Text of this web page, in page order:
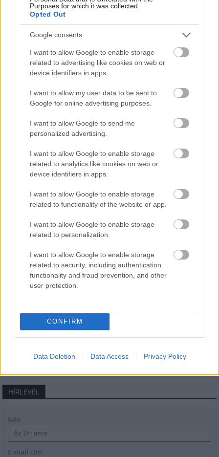
Purposes for which it was collected.
Opted Out
Google consents
I want to allow Google to enable storage
related to advertising like cookies on web or
device identifiers in apps.
I want to allow my user data to be sent to
Google for online advertising purposes.
I want to allow Google to send me
personalized advertising.
I want to allow Google to enable storage
related to analytics like cookies on web or
device identifiers in apps.
I want to allow Google to enable storage
related to functionality of the website or app.
I want to allow Google to enable storage
related to personalization.
I want to allow Google to enable storage
related to security, including authentication
functionality and fraud prevention, and other
user protection.
CONFIRM
Data Deletion Data Access Privacy Policy
M1-es autópálya
csomópont építése
Tizenegy meglévő csomópontot korszerűsít és négy új,
különszintű csomópontot hoz létre az MKIF az M1-es
Új gyalogosátkelők és jelzőlámpás
csomópont épül Angyalföldön
Másfélszeresére bővítik
iskoláját
Látványos építési szakasz indult be a
Flórián téri felüljárón
Paks II.: Mit jelent az 5. blokk új
mérföldköve a felülvizsgálat
árnyékában?
HÍRLEVÉL
Név
E-mail cím